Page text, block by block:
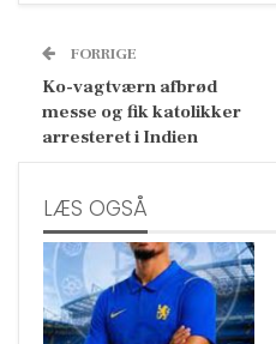
FORRIGE
Ko-vagtværn afbrød
messe og fik katolikker
arresteret i Indien
LÆS OGSÅ